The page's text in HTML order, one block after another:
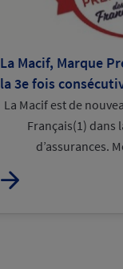
La Macif, Marque
la 3e fois
La Macif est de
Français(1) dans
d’assurances.